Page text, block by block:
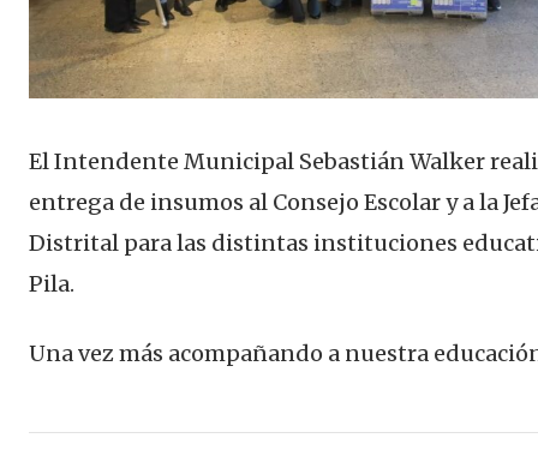
El Intendente Municipal Sebastián Walker
entrega de insumos al Consejo Escolar y a la
Distrital para las distintas instituciones
Pila.
Una vez más acompañando a nuestra